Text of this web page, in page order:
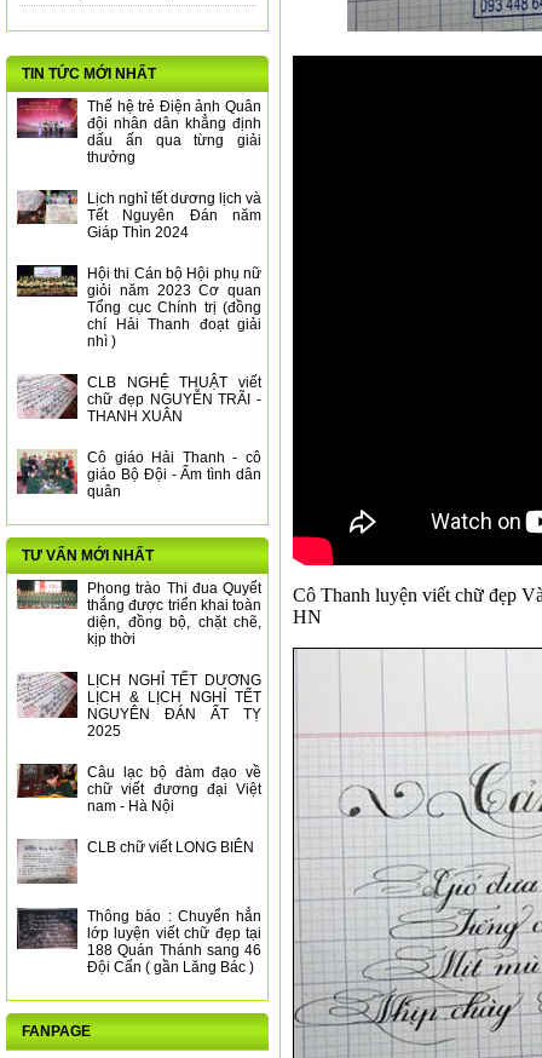
TIN TỨC MỚI NHẤT
Thế hệ trẻ Điện ảnh Quân
đội nhân dân khẳng định
dấu ấn qua từng giải
thưởng
Lịch nghỉ tết dương lịch và
Tết Nguyên Đán năm
Giáp Thìn 2024
Hội thi Cán bộ Hội phụ nữ
giỏi năm 2023 Cơ quan
Tổng cục Chính trị (đồng
chí Hải Thanh đoạt giải
nhì )
CLB NGHỆ THUẬT viết
chữ đẹp NGUYỄN TRÃI -
THANH XUÂN
Cô giáo Hải Thanh - cô
giáo Bộ Đội - Ấm tình dân
quân
TƯ VẤN MỚI NHẤT
Phong trào Thi đua Quyết
thắng được triển khai toàn
diện, đồng bộ, chặt chẽ,
kịp thời
LỊCH NGHỈ TẾT DƯƠNG
LỊCH & LỊCH NGHỈ TẾT
NGUYÊN ĐÁN ẤT TỴ
2025
Câu lạc bộ đàm đạo về
chữ viết đương đại Việt
nam - Hà Nội
CLB chữ viết LONG BIÊN
Thông báo : Chuyển hẳn
lớp luyện viết chữ đẹp tại
188 Quán Thánh sang 46
Đội Cấn ( gần Lăng Bác )
FANPAGE
Cô Thanh luyện viết chữ đẹp
HN